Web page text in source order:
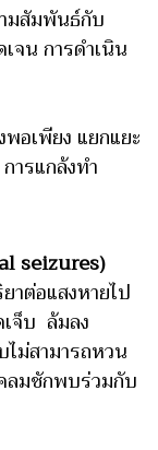
มสัมพันธ์กับ
จน การดำเนิน
อเพียง แยกแยะ
ารแกล้งทำ
seizures)
าต่อแสงหายไป
จ็บ ล้มลง
ไม่สามารถหวน
ลมชักพบร่วมกับ